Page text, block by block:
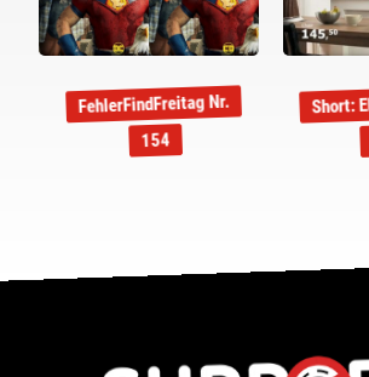
FehlerFindFreitag Nr.
154
Short: